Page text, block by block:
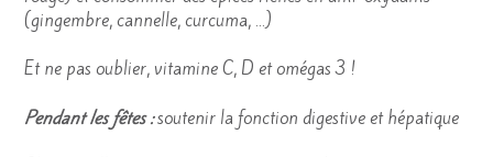
(gingembre, cannelle, curcuma, …)
Et ne pas oublier, vitamine C, D et omégas 3 !
Pendant les fêtes :soutenir la fonction digestive et hépatique